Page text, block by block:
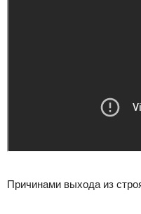
Причинами выхода из